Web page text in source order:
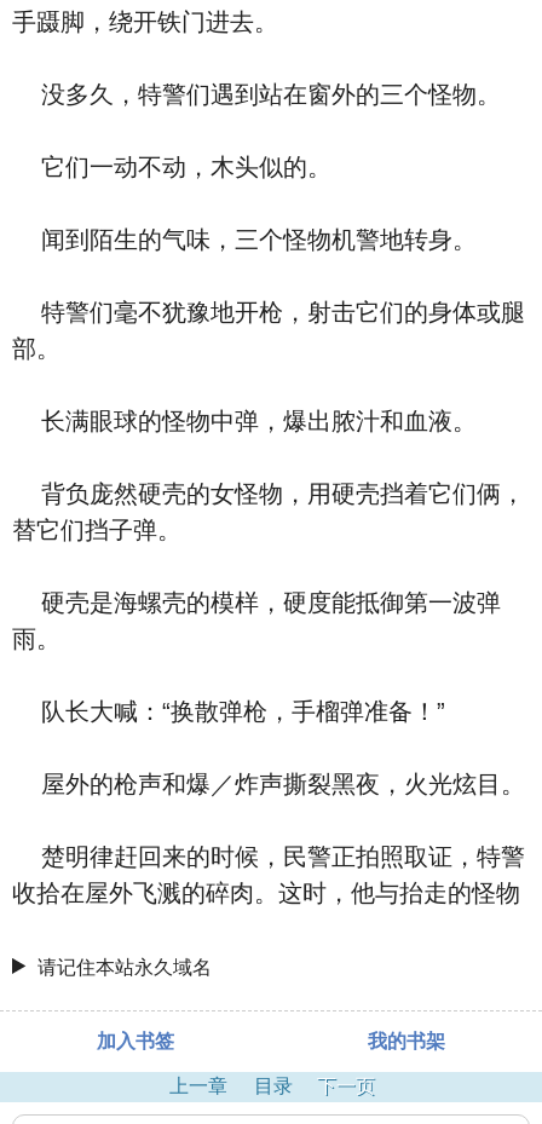
手蹑脚，绕开铁门进去。
没多久，特警们遇到站在窗外的三个怪物。
它们一动不动，木头似的。
闻到陌生的气味，三个怪物机警地转身。
特警们毫不犹豫地开枪，射击它们的身体或腿
部。
长满眼球的怪物中弹，爆出脓汁和血液。
背负庞然硬壳的女怪物，用硬壳挡着它们俩，
替它们挡子弹。
硬壳是海螺壳的模样，硬度能抵御第一波弹
雨。
队长大喊：“换散弹枪，手榴弹准备！”
屋外的枪声和爆／炸声撕裂黑夜，火光炫目。
楚明律赶回来的时候，民警正拍照取证，特警
收拾在屋外飞溅的碎肉。这时，他与抬走的怪物
请记住本站永久域名
加入书签 我的书架
上一章 目录 下一页